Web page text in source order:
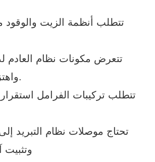
تتطلب أنظمة الزيت والوقود
تتعرض مكونات نظام العادم
واهتزازات شديدة.
تتطلب تركيبات الفرامل
تحتاج موصلات نظام التبريد